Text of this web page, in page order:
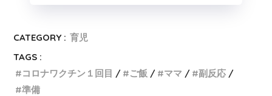
CATEGORY : 育児
TAGS :
コロナワクチン１回目
ご飯 ママ
副反応
準備